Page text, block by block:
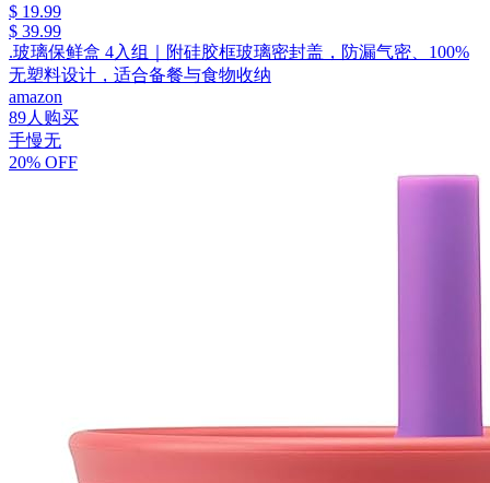
$ 19.99
$ 39.99
.玻璃保鲜盒 4入组｜附硅胶框玻璃密封盖，防漏气密、100%
无塑料设计，适合备餐与食物收纳
amazon
89人购买
手慢无
20% OFF